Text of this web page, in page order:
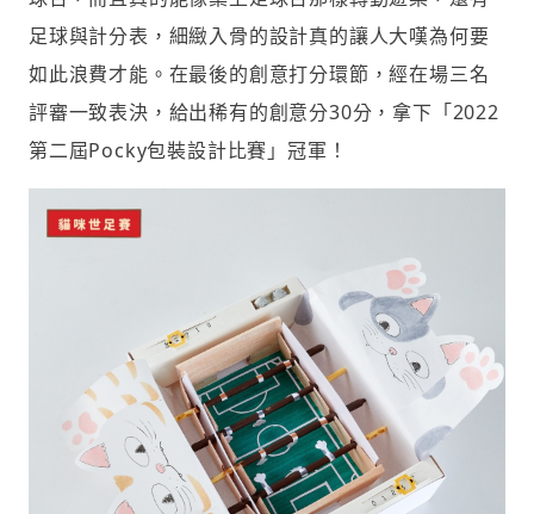
足球與計分表，細緻入骨的設計真的讓人大嘆為何要
如此浪費才能。在最後的創意打分環節，經在場三名
評審一致表決，給出稀有的創意分30分，拿下「2022
第二屆Pocky包裝設計比賽」冠軍！